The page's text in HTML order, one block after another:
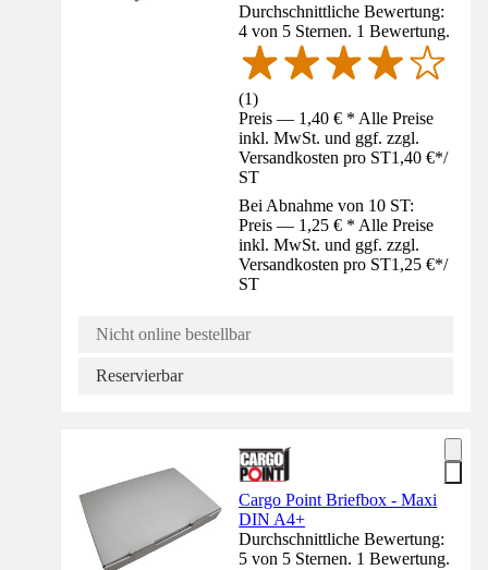
Durchschnittliche Bewertung:
4 von 5 Sternen. 1 Bewertung.
(1)
Preis — 1,40 € * Alle Preise
inkl. MwSt. und ggf. zzgl.
Versandkosten pro ST1,40 €*/
ST
Bei Abnahme von 10 ST:
Preis — 1,25 € * Alle Preise
inkl. MwSt. und ggf. zzgl.
Versandkosten pro ST1,25 €*/
ST
Nicht online bestellbar
Reservierbar
Cargo Point Briefbox - Maxi
DIN A4+
Durchschnittliche Bewertung:
5 von 5 Sternen. 1 Bewertung.